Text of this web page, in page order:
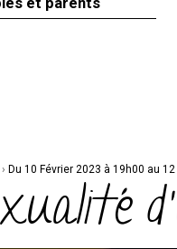
› Du 10 Février 2023 à 19h00 au